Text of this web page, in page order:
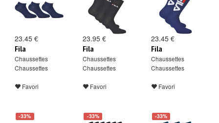
23.45 €
Fila
Chaussettes
Chaussettes
Favori
23.95 €
Fila
Chaussettes
Chaussettes
Favori
23.45 €
Fila
Chaussettes
Chaussettes
Favori
-33% -33% -33%